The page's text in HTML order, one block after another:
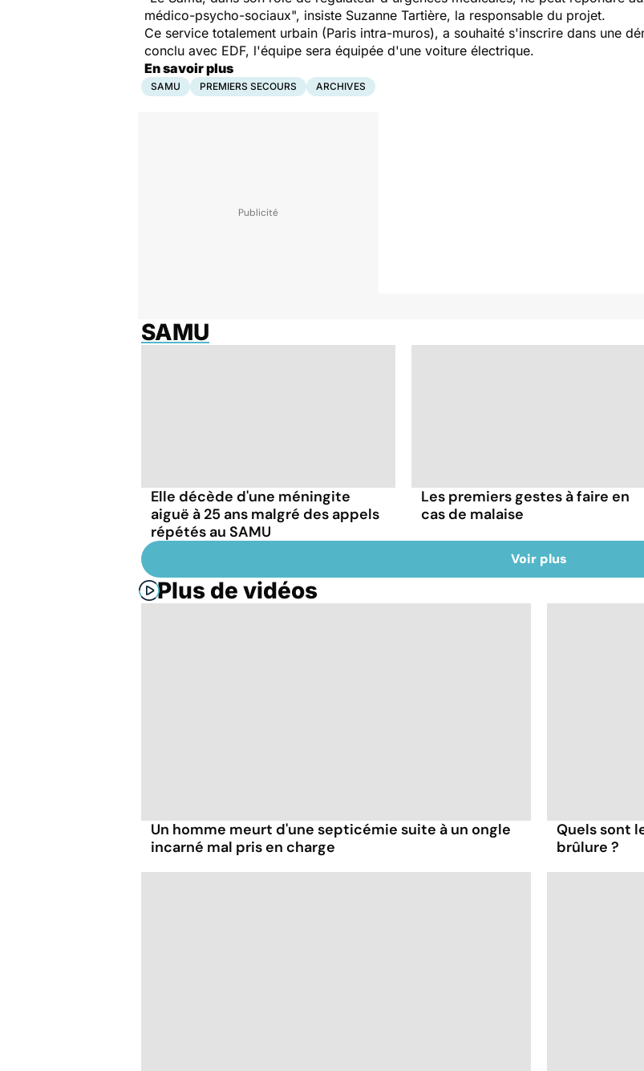
médico-psycho-sociaux", insiste Suzanne Tartière, la responsable du projet.
Ce service totalement urbain (Paris intra-muros), a souhaité s'inscrire dans une
conclu avec EDF, l'équipe sera équipée d'une voiture électrique.
En savoir plus
SAMU PREMIERS SECOURS ARCHIVES
SAMU
Elle décède d'une méningite
aiguë à 25 ans malgré des appels
répétés au SAMU
Les premiers gestes à faire en
cas de malaise
Voir plus
Plus de vidéos
Un homme meurt d'une septicémie suite à un ongle
incarné mal pris en charge
Quels sont
brûlure ?